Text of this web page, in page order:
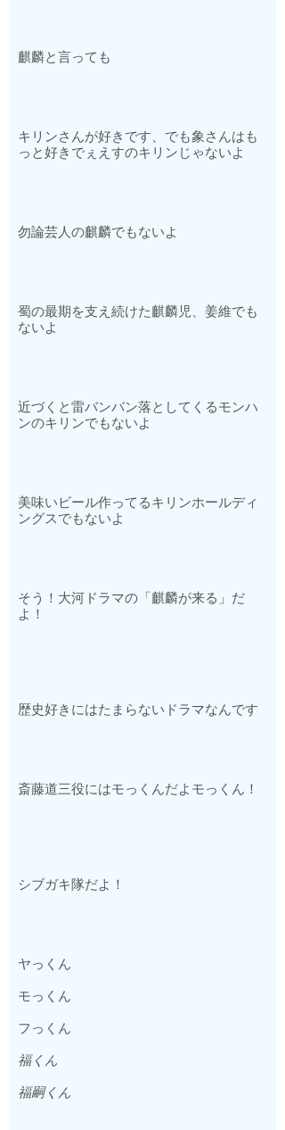
麒麟と言っても
キリンさんが好きです、でも象さんはも
っと好きでぇえすのキリンじゃないよ
勿論芸人の麒麟でもないよ
蜀の最期を支え続けた麒麟児、姜維でも
ないよ
近づくと雷バンバン落としてくるモンハ
ンのキリンでもないよ
美味いビール作ってるキリンホールディ
ングスでもないよ
そう！大河ドラマの「麒麟が来る」だ
よ！
歴史好きにはたまらないドラマなんです
斎藤道三役にはモっくんだよモっくん！
シブガキ隊だよ！
ヤっくん
モっくん
フっくん
福くん
福嗣くん